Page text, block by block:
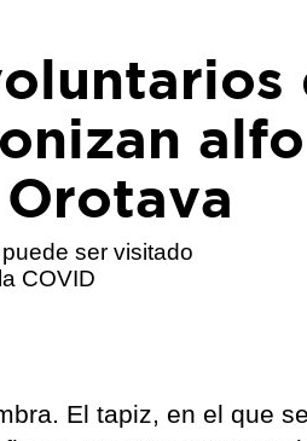
ser visitado
COVID
El tapiz, en el que